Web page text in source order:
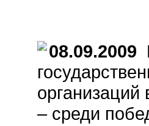
08.09.2009
– среди